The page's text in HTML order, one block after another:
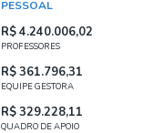
PESSOAL
R$ 4.240.006,02
PROFESSORES
R$ 361.796,31
EQUIPE GESTORA
R$ 329.228,11
QUADRO DE APOIO